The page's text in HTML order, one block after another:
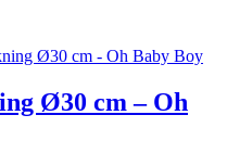
Ø30 cm – Oh